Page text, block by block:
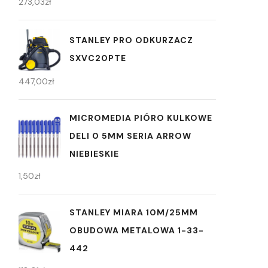
STANLEY PRO ODKURZACZ
SXVC20PTE
447,00zł
MICROMEDIA PIÓRO KULKOWE
DELI 0 5MM SERIA ARROW
NIEBIESKIE
1,50zł
STANLEY MIARA 10M/25MM
OBUDOWA METALOWA 1-33-
442